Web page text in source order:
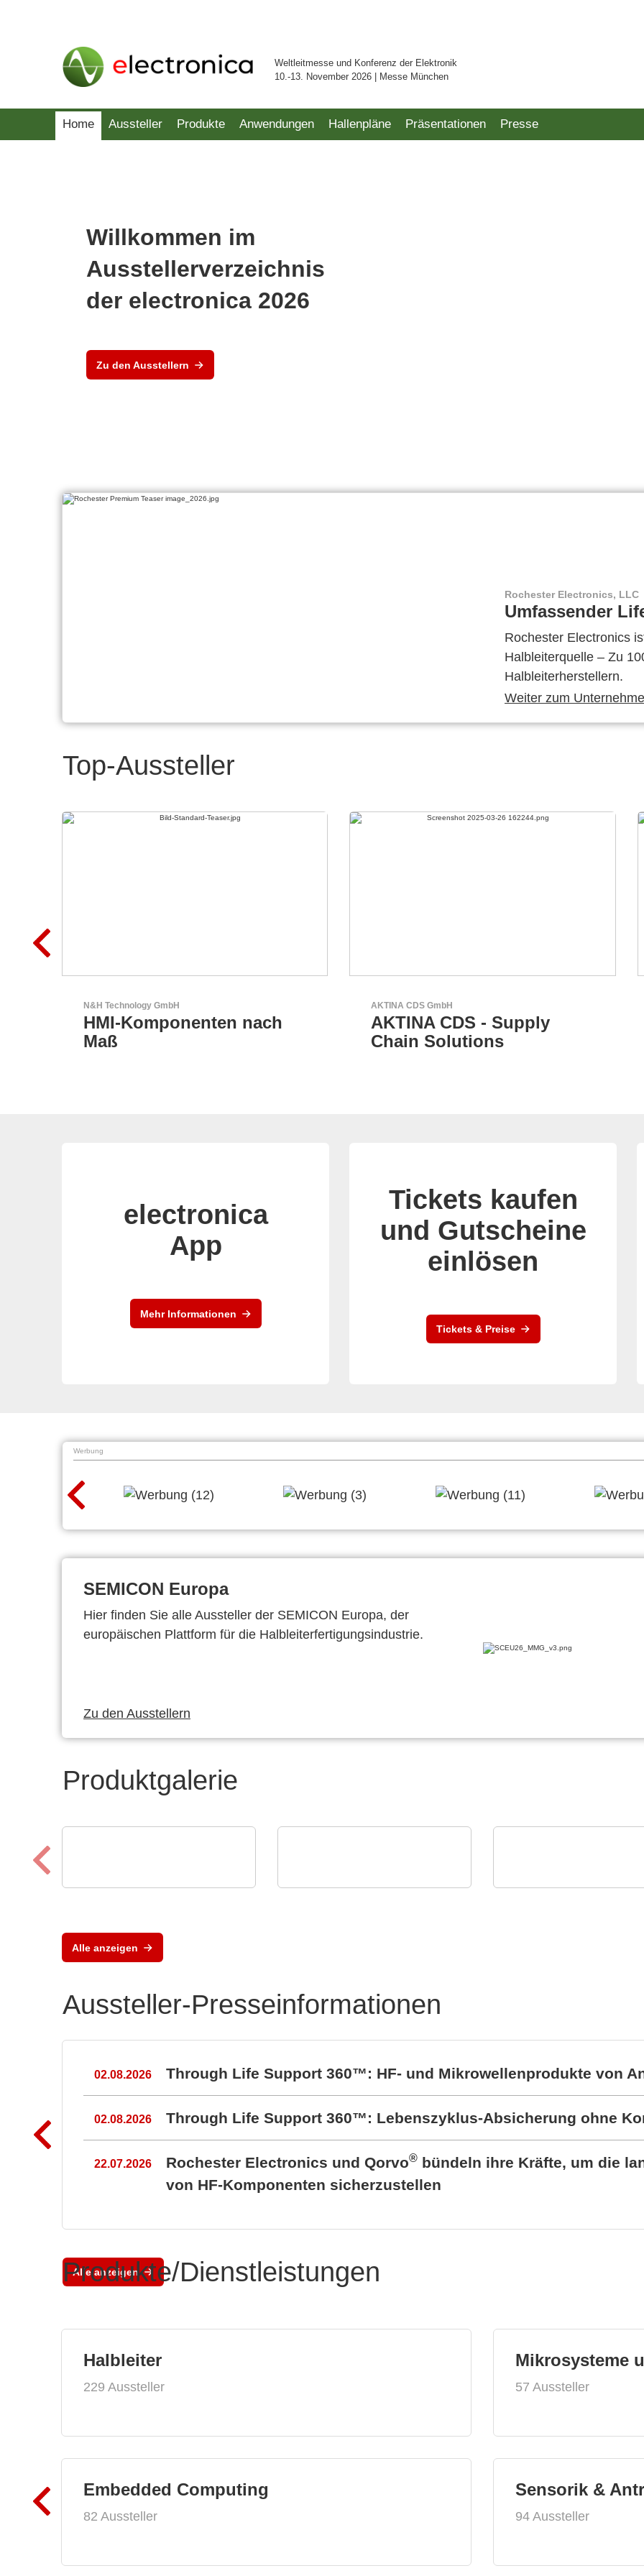
Weltleitmesse und Konferenz der Elektronik
10.-13. November 2026 | Messe München
Home Aussteller Produkte Anwendungen Hallenpläne Präsentationen Presse
Willkommen im
Ausstellerverzeichnis
der electronica 2026
Zu den Ausstellern
Rochester Electronics, LLC
Umfassender
Rochester Electronics
Halbleiterquelle – Zu
Halbleiterherstellern.
Weiter zum
Top-Aussteller
AKTINA CDS GmbH
AKTINA CDS - Supply
Chain Solutions
Sciosense B.V.
Durchfluss- und
Umweltsensoren
electronica
App
Mehr Informationen
Tickets kaufen
und Gutscheine
einlösen
Tickets & Preise
Werbung
SEMICON Europa
Hier finden Sie alle Aussteller der SEMICON Europa, der
europäischen Plattform für die Halbleiterfertigungsindustrie.
Zu den Ausstellern
Produktgalerie
Dual-Panel-Testsystem
Alle anzeigen
Aussteller-Presseinformationen
02.08.2026 Through Life Support 360™: HF- und Mikrowellenprodukte von
02.08.2026 Through Life Support 360™: Lebenszyklus-Absicherung ohne
22.07.2026 Rochester Electronics und Qorvo® bündeln ihre Kräfte, um die
von HF-Komponenten sicherzustellen
Alle anzeigen
Produkte/Dienstleistungen
Halbleiter
229 Aussteller
Embedded Computing
82 Aussteller
Mikrosysteme
57 Aussteller
Sensorik &
94 Aussteller